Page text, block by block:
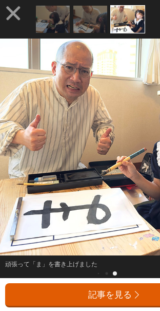
頑張って「ま」を書き上げました
記事を見る